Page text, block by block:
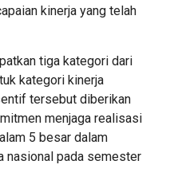
kinerja yang telah
tiga kategori dari
kategori kinerja
tersebut diberikan
menjaga realisasi
5 besar dalam
nasional pada semester